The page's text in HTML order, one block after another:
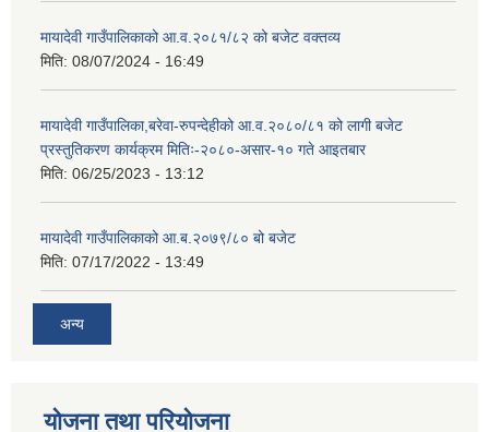
मायादेवी गाउँपालिकाको आ.व.२०८१/८२ को बजेट वक्तव्य
मिति: 08/07/2024 - 16:49
मायादेवी गाउँपालिका,बरेवा-रुपन्देहीको आ.व.२०८०/८१ को लागी बजेट
प्रस्तुतिकरण कार्यक्रम मितिः-२०८०-असार-१० गते आइतबार
मिति: 06/25/2023 - 13:12
मायादेवी गाउँपालिकाको आ.ब.२०७९/८० बो बजेट
मिति: 07/17/2022 - 13:49
अन्य
योजना तथा परियोजना